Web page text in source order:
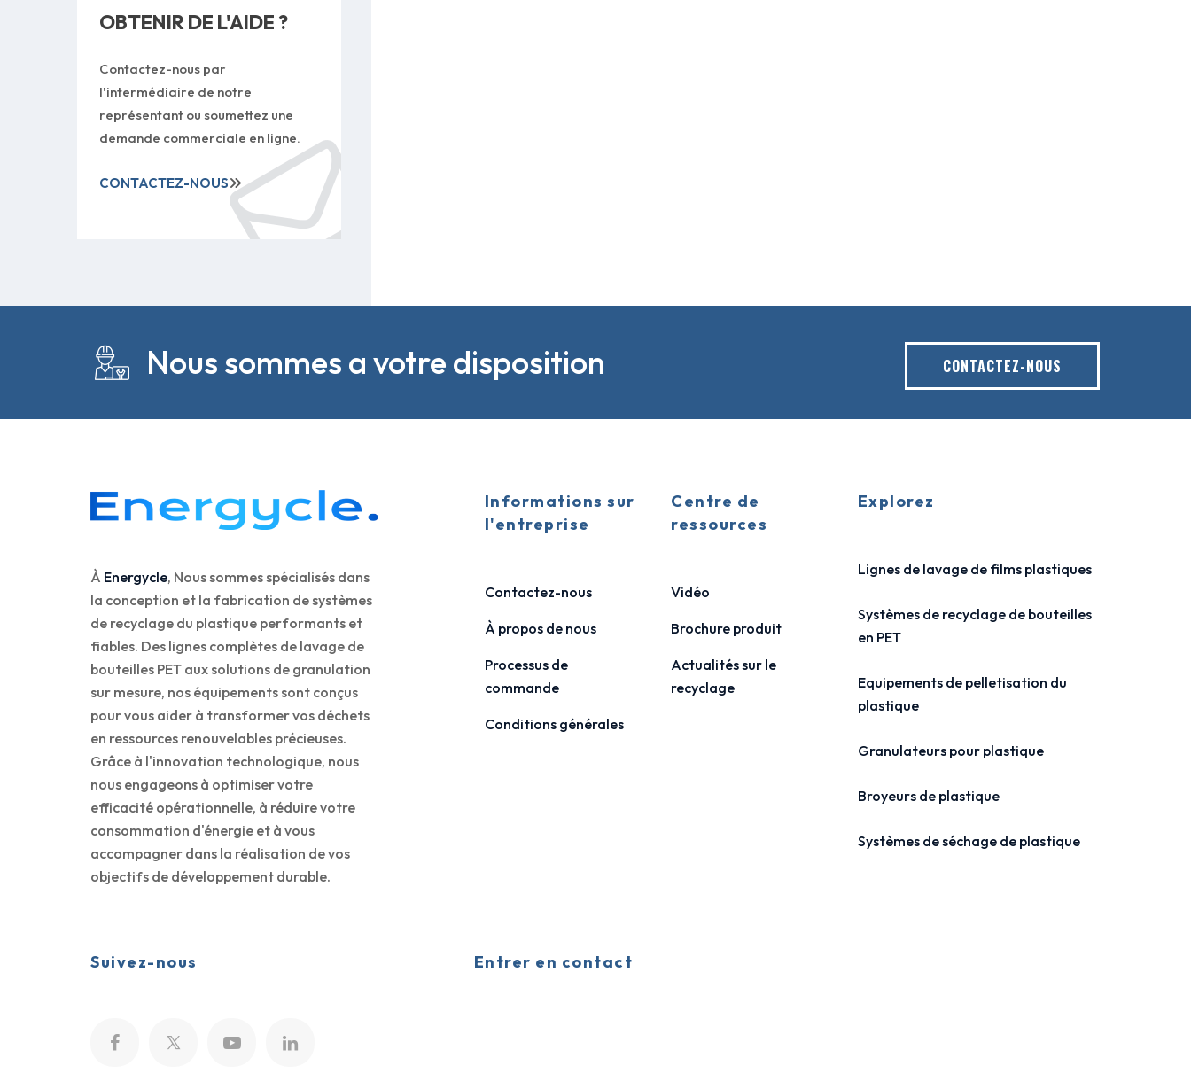
OBTENIR DE L'AIDE ?
Contactez-nous par
l'intermédiaire de notre
représentant ou soumettez une
demande commerciale en ligne.
CONTACTEZ-NOUS
Nous sommes a votre disposition CONTACTEZ-NOUS
À Energycle, Nous sommes spécialisés dans
la conception et la fabrication de systèmes
de recyclage du plastique performants et
fiables. Des lignes complètes de lavage de
bouteilles PET aux solutions de granulation
sur mesure, nos équipements sont conçus
pour vous aider à transformer vos déchets
en ressources renouvelables précieuses.
Grâce à l'innovation technologique, nous
nous engageons à optimiser votre
efficacité opérationnelle, à réduire votre
consommation d'énergie et à vous
accompagner dans la réalisation de vos
objectifs de développement durable.
Informations sur
l'entreprise
Contactez-nous
À propos de nous
Processus de
commande
Conditions générales
Centre de
ressources
Vidéo
Brochure produit
Actualités sur le
recyclage
Explorez
Lignes de lavage de films plastiques
Systèmes de recyclage de bouteilles
en PET
Equipements de pelletisation du
plastique
Granulateurs pour plastique
Broyeurs de plastique
Systèmes de séchage de plastique
Suivez-nous Entrer en contact